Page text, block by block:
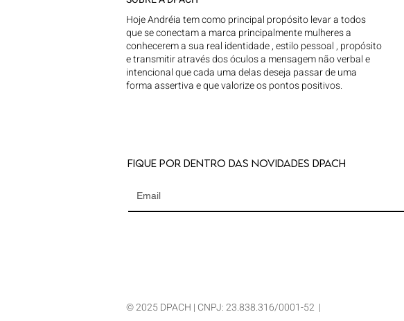
Hoje Andréia tem como principal propósito levar a todos
que se conectam a marca principalmente mulheres a
conhecerem a sua real identidade , estilo pessoal , propósito
e transmitir através dos óculos a mensagem não verbal e
intencional que cada uma delas deseja passar de uma
forma assertiva e que valorize os pontos positivos.
Fique por dentro das novidades dpach
© 2025 DPACH | CNPJ: 23.838.316/0001-52 |